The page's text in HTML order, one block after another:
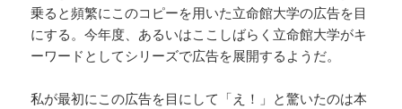
乗ると頻繁にこのコピーを用いた立命館大学の広告を目
にする。今年度、あるいはここしばらく立命館大学がキ
ーワードとしてシリーズで広告を展開するようだ。
私が最初にこの広告を目にして「え！」と驚いたのは本